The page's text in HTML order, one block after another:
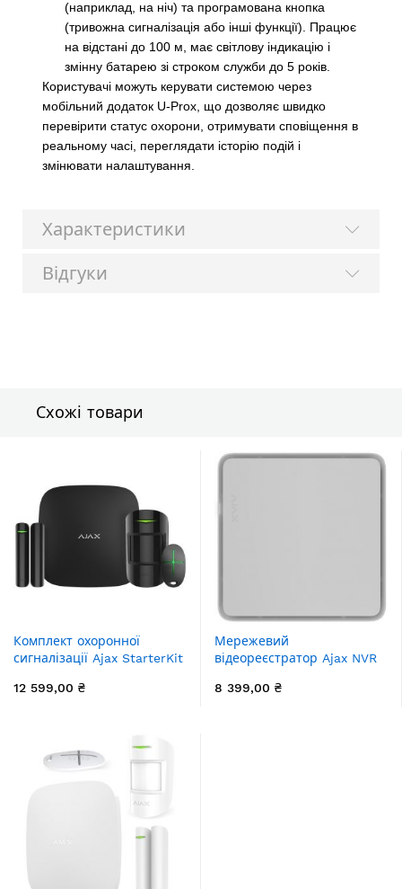
(наприклад, на ніч) та програмована кнопка
(тривожна сигналізація або інші функції). Працює
на відстані до 100 м, має світлову індикацію і
змінну батарею зі строком служби до 5 років.
Користувачі можуть керувати системою через
мобільний додаток U-Prox, що дозволяє швидко
перевірити статус охорони, отримувати сповіщення в
реальному часі, переглядати історію подій і
змінювати налаштування.
Характеристики
Відгуки
Схожі товари
Комплект охоронної
сигналізації Ajax StarterKit
doorprotect, spacecontrol,
12 599,00 ₴
Мережевий
відеореєстратор Ajax NVR
білий
8 399,00 ₴